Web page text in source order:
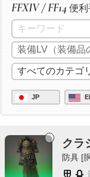
FFXIV / FF14 便利
JP
クラ
防具 [